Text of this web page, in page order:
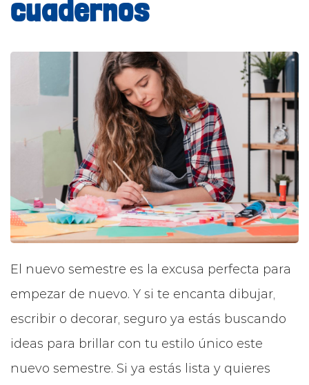
cuadernos
El nuevo semestre es la excusa perfecta para
empezar de nuevo. Y si te encanta dibujar,
escribir o decorar, seguro ya estás buscando
ideas para brillar con tu estilo único este
nuevo semestre. Si ya estás lista y quieres